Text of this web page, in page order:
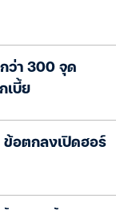
ว่า 300 จุด
เบี้ย
ข้อตกลงเปิดฮอร์